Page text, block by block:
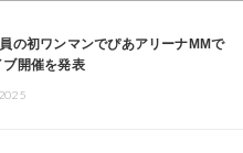
の初ワンマンでぴあアリーナMMで
開催を発表